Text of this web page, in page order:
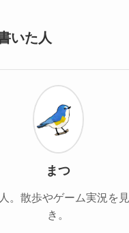
いた人
まつ
。散歩やゲーム実況を
き。